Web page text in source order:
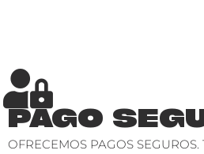
PAGO
OFRECEMOS PAGOS SEGUROS.